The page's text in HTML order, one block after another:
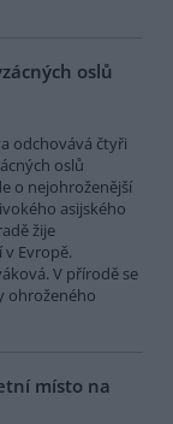
oslů
odchovává čtyři
oslů
o nejohroženější
asijského
žije
Evropě.
V přírodě se
ohroženého
místo na